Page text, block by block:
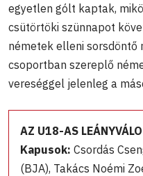
egyetlen gólt kaptak,
csütörtöki szünnapot
németek elleni sorsdöntő
csoportban szereplő
vereséggel jelenleg a
AZ U18-AS
Kapusok: Csordás
(BJA), Takács Noémi